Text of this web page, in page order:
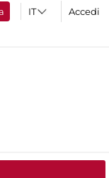
Accedi